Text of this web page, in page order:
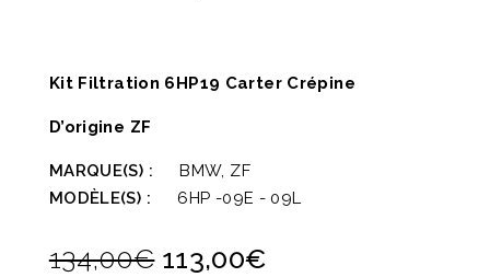
Kit Filtration 6HP19 Carter Crépine
D’origine ZF
MARQUE(S) :
BMW, ZF
MODÈLE(S) :
6HP -09E - 09L
134,00€ Le
113,00€